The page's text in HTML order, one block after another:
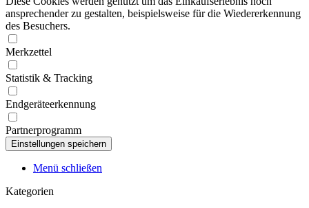
ansprechender zu gestalten, beispielsweise für die Wiedererkennung
des Besuchers.
Merkzettel
Statistik & Tracking
Endgeräteerkennung
Partnerprogramm
Menü schließen
Kategorien